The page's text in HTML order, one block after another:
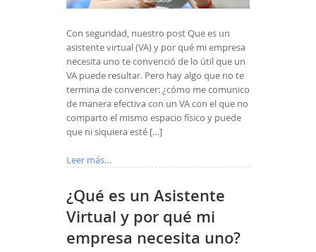
Con seguridad, nuestro post Que es un
asistente virtual (VA) y por qué mi empresa
necesita uno te convenció de lo útil que un
VA puede resultar. Pero hay algo que no te
termina de convencer: ¿cómo me comunico
de manera efectiva con un VA con el que no
comparto el mismo espacio físico y puede
que ni siquiera esté […]
Leer más…
¿Qué es un Asistente
Virtual y por qué mi
empresa necesita uno?